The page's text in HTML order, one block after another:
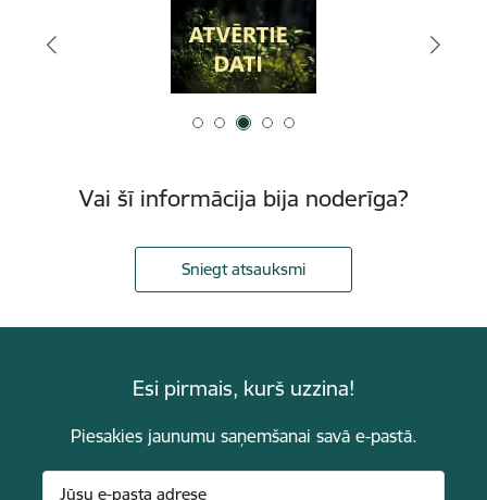
Vai šī informācija bija noderīga?
Sniegt atsauksmi
Esi pirmais, kurš uzzina!
Piesakies jaunumu saņemšanai savā e-pastā.